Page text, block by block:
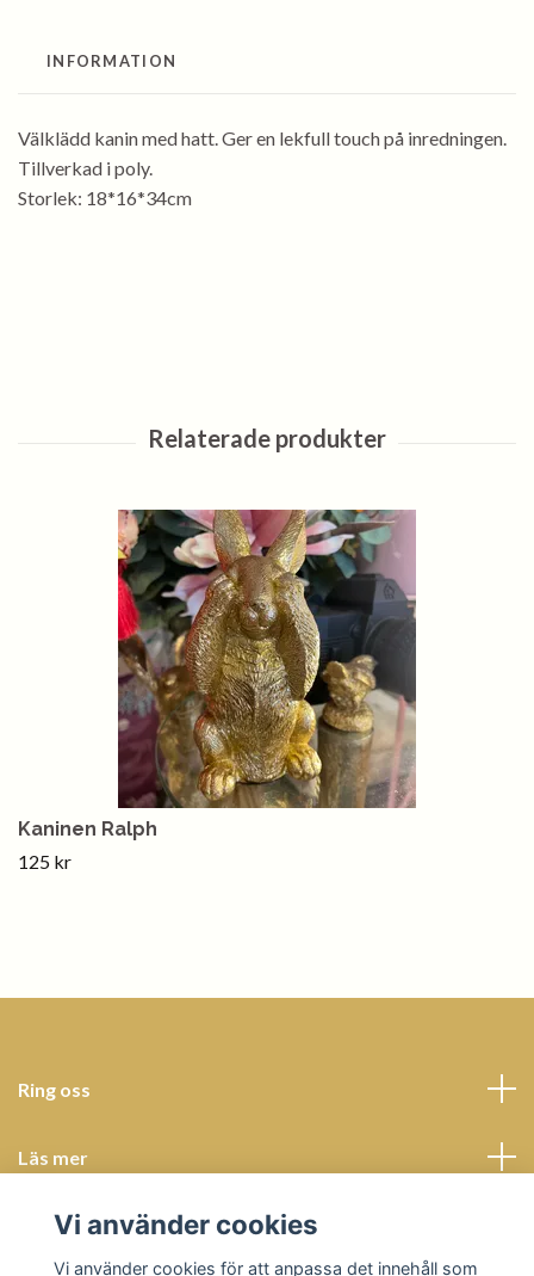
INFORMATION
Välklädd kanin med hatt. Ger en lekfull touch på inredningen.
Tillverkad i poly.
Storlek: 18*16*34cm
Kaninen Ralph
125 kr
Ring oss
Läs mer
Sociala medier
Vi använder cookies
Vi använder cookies för att anpassa det innehåll som